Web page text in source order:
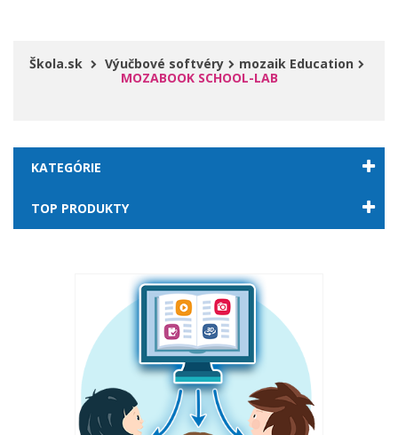
Škola.sk Výučbové softvéry
mozaik Education
MOZABOOK SCHOOL-LAB
KATEGÓRIE
TOP PRODUKTY